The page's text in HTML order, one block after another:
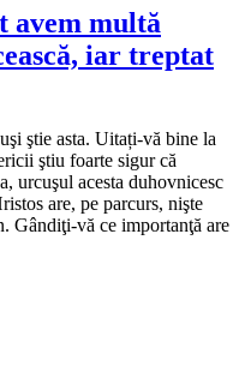
avem multă
iar treptat
ştie asta. Uitați-vă bine la
ştiu foarte sigur că
urcuşul acesta duhovnicesc
are, pe parcurs, nişte
Gândiţi-vă ce importanţă are